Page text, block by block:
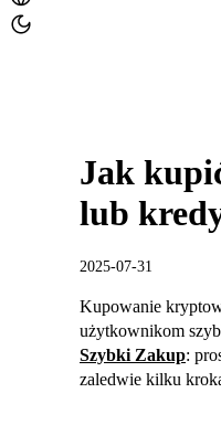
Jak
lub
2025-07-31
Kupowanie
użytkownikom
Szybki Zakup:
zaledwie kilku